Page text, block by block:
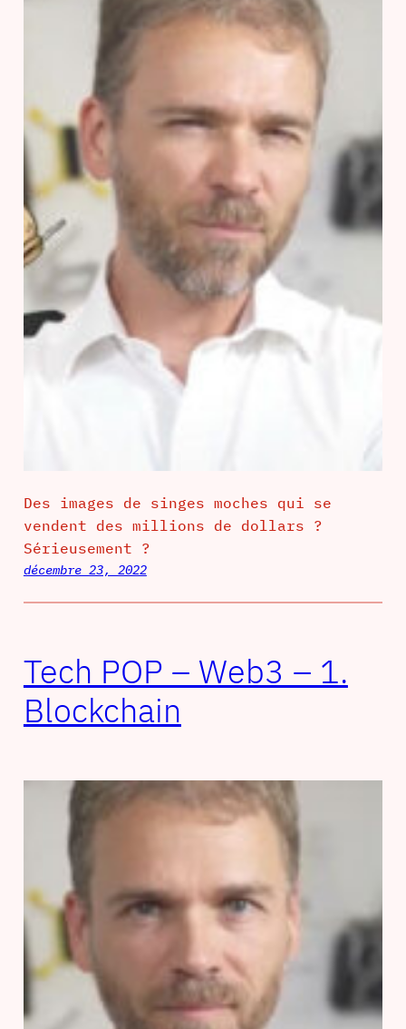
Des images de singes moches qui se
vendent des millions de dollars ?
Sérieusement ?
décembre 23, 2022
Tech POP – Web3 – 1.
Blockchain